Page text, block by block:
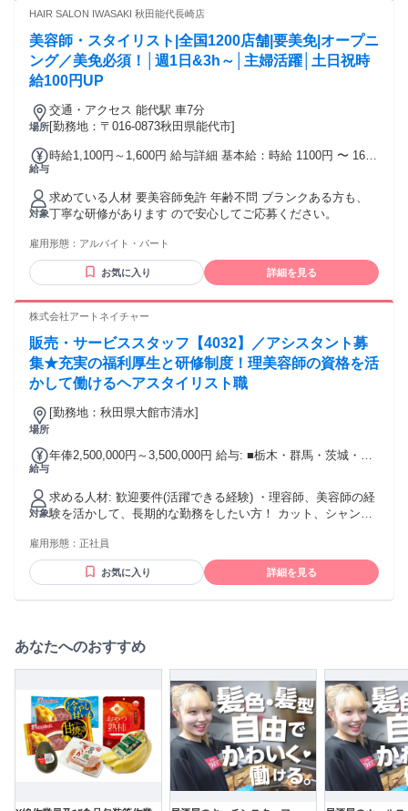
センティブの支給の有無・金額にかかわらず一律1万円を支給
します。 ※ご経験、配属地域等により決定、実績・人事評価
等に応じて年次昇給します。 交通費全額支給 自動車通勤応相
談 昇給年1回（7月） 賞与年2回（7月・12月） 扶養手当
HAIR SALON IWASAKI 秋田能代長崎店
美容師・スタイリスト|全国1200店舗|要美免|オープニ
ング／美免必須！│週1日&3h～│主婦活躍│土日祝時
給100円UP
場所
交通・アクセス 能代駅 車7分
[勤務地：〒016-0873秋田県能代市]
給与
時給1,100円～1,600円 給与詳細 基本給：時給 1100円 〜 1600
対象
求めている人材 要美容師免許 年齢不問 ブランクある方も、
丁寧な研修があります ので安心してご応募ください。
雇用形態： アルバイト・パート
お気に入り 詳細を見る
株式会社アートネイチャー
販売・サービススタッフ【4032】／アシスタント募
集★充実の福利厚生と研修制度！理美容師の資格を活
かして働けるヘアスタイリスト職
場所
[勤務地：秋田県大館市清水]
給与
年俸2,500,000円～3,500,000円 給与: ■栃木・群馬・茨城・埼
奈良・和歌山・京都・大阪・兵庫のいずれか勤務の場合 ●月
給22万9000円〜23万4000円＋インセンティブ そのうち・・・
基本給：21万9000円～22万4000円 調整手当：月1万円。（入
社後12か月間に限り支給） インセンティブの支給の有無・金
の勤務の場合 ●アシスタント：月給22万4000円～22万9000円
＋インセンティブ そのうち・・・ 基本給：21万4000円～21
万9000円 調整手当：月1万円。（入社後12か月間に限り支
均年収388万円 6年目(主任) :平均年収472万円 9年目(店長) :平
均年収648万円 ※ご経験、配属地域等により決定、実績・人
事評価等に応じて年次昇給します。 交通費全額支給 自動車通
勤応相談 昇給年1回（7月） 賞与年2回（7月・12月） 扶養手
当
対象
求める人材: 歓迎要件(活躍できる経験) ・理容師、美容師の経
験を活かして、長期的な勤務をしたい方！ カット、シャンプ
せます！アシスタント経験のみという方歓迎！ 必須要件 ・美
容師免許もしくは理容師免許をお持ちの方 （美容室での勤務
経験4ヵ月以上が必須）
雇用形態： 正社員
お気に入り 詳細を見る
あなたへのおすすめ